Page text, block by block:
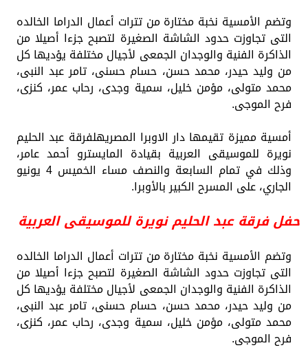
وتضم الأمسية نخبة مختارة من تترات أعمال الدراما الخالده
التى تجاوزت حدود الشاشة الصغيرة لتصبح جزءا أصيلا من
الذاكرة الفنية والوجدان الجمعى لأجيال مختلفة يؤديها كل
من وليد حيدر، محمد حسن، حسام حسنى، تامر عبد النبى،
محمد متولى، مؤمن خليل، سمية وجدى، رحاب عمر، كنزى،
فرح الموجى.
أمسية مميزة تقيمها دار الاوبرا المصريهلفرقة عبد الحليم
نويرة للموسيقى العربية بقيادة المايسترو أحمد عامر،
وذلك في تمام السابعة والنصف مساء الخميس 4 يونيو
الجاري، على المسرح الكبير بالأوبرا.
حفل فرقة عبد الحليم نويرة للموسيقى العربية
وتضم الأمسية نخبة مختارة من تترات أعمال الدراما الخالده
التى تجاوزت حدود الشاشة الصغيرة لتصبح جزءا أصيلا من
الذاكرة الفنية والوجدان الجمعى لأجيال مختلفة يؤديها كل
من وليد حيدر، محمد حسن، حسام حسنى، تامر عبد النبى،
محمد متولى، مؤمن خليل، سمية وجدى، رحاب عمر، كنزى،
فرح الموجى.